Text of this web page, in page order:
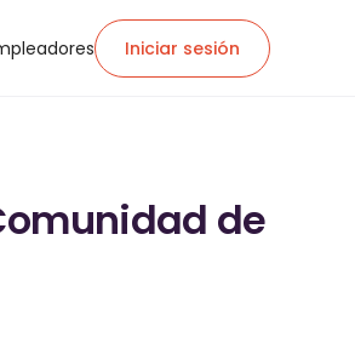
Iniciar sesión
de